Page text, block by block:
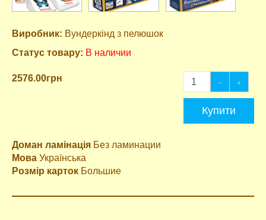
Виробник: Вундеркінд з пелюшок
Статус товару: В наличии
2576.00грн
Купити
Доман ламінація Без ламинации
Мова Українська
Розмір карток Большие